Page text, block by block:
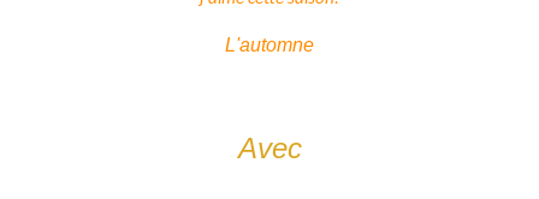
L'automne
Avec